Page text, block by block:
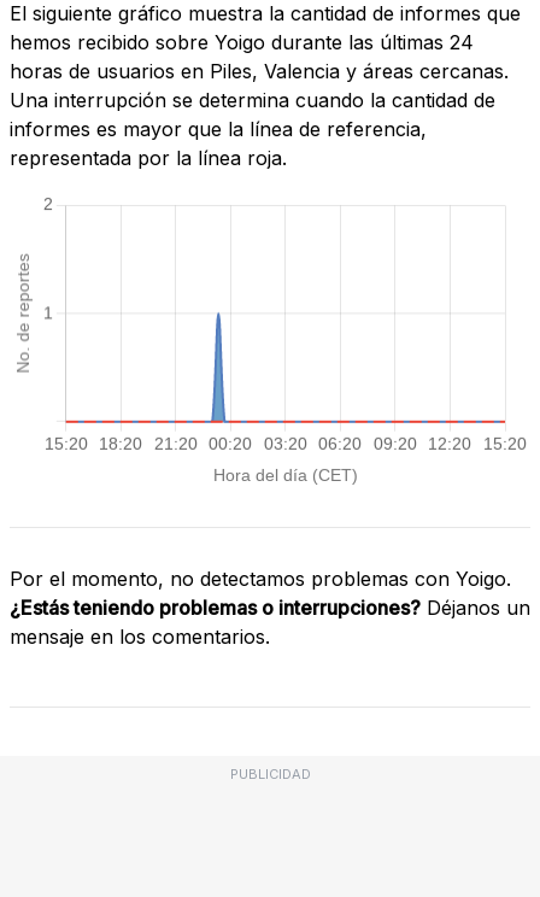
El siguiente gráfico muestra la cantidad de informes que
hemos recibido sobre Yoigo durante las últimas 24
horas de usuarios en Piles, Valencia y áreas cercanas.
Una interrupción se determina cuando la cantidad de
informes es mayor que la línea de referencia,
representada por la línea roja.
Por el momento, no detectamos problemas con Yoigo.
¿Estás teniendo problemas o interrupciones? Déjanos un
mensaje en los comentarios.
PUBLICIDAD